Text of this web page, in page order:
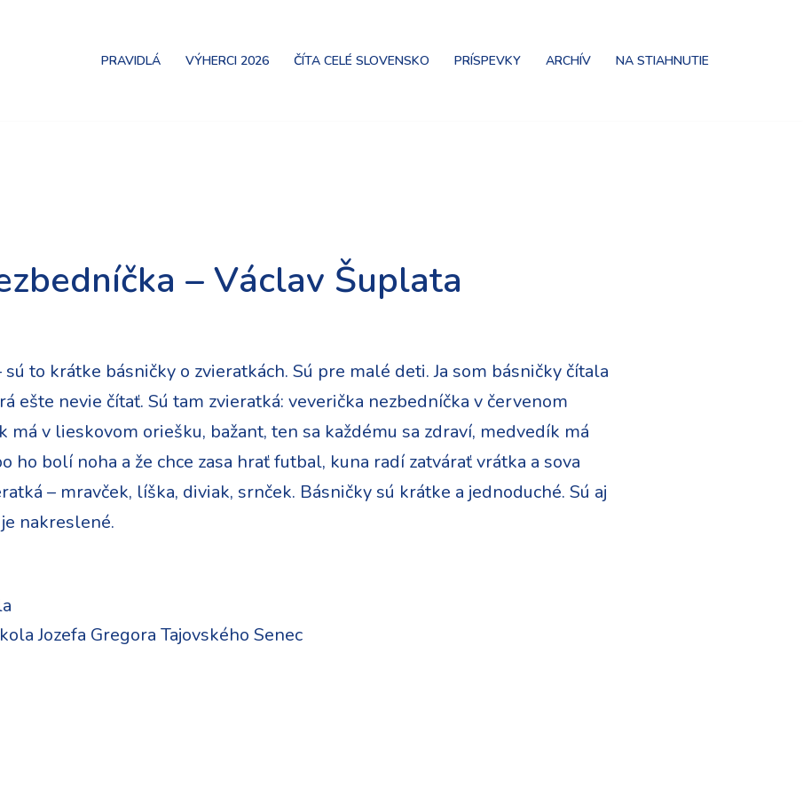
PRAVIDLÁ VÝHERCI 2026 ČÍTA CELÉ SLOVENSKO PRÍSPEVKY ARCHÍV NA STIAHNUTIE
– Václav Šuplata
to krátke básničky o zvieratkách. Sú pre malé deti. Ja som básničky čítala
ešte nevie čítať. Sú tam zvieratká: veverička nezbedníčka v červenom
má v lieskovom oriešku, bažant, ten sa každému sa zdraví, medvedík má
ho bolí noha a že chce zasa hrať futbal, kuna radí zatvárať vrátka a sova
– mravček, líška, diviak, srnček. Básničky sú krátke a jednoduché. Sú aj
nakreslené.
Jozefa Gregora Tajovského Senec